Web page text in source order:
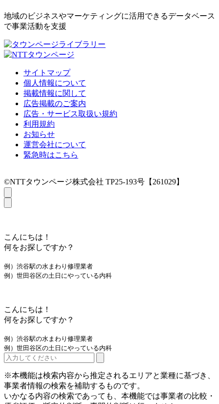
地域のビジネスやマーケティングに活用できるデータベース
で事業活動を支援
サイトマップ
個人情報について
掲載情報に関して
広告掲載のご案内
広告・サービス取扱い規約
利用規約
お知らせ
運営会社について
緊急時はこちら
©NTTタウンページ株式会社 TP25-193号【261029】
こんにちは！
何をお探しですか？
例）渋谷駅の水まわり修理業者
例）世田谷区の土日にやっている内科
こんにちは！
何をお探しですか？
例）渋谷駅の水まわり修理業者
例）世田谷区の土日にやっている内科
※本機能は検索内容から推定されるエリアと業種に基づき、
事業者情報の検索を補助するものです。
いかなる内容の検索であっても、本機能では事業者の比較・